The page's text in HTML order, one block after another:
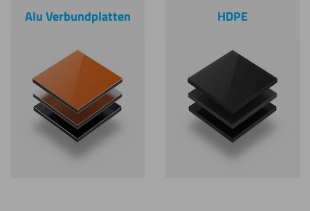
Alu Verbundplatten HDPE